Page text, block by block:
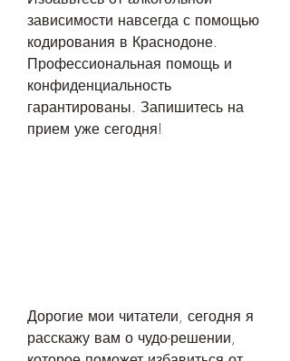
зависимости навсегда с помощью
кодирования в Краснодоне.
Профессиональная помощь и
конфиденциальность
гарантированы. Запишитесь на
прием уже сегодня!
Дорогие мои читатели, сегодня я
расскажу вам о чудо-решении,